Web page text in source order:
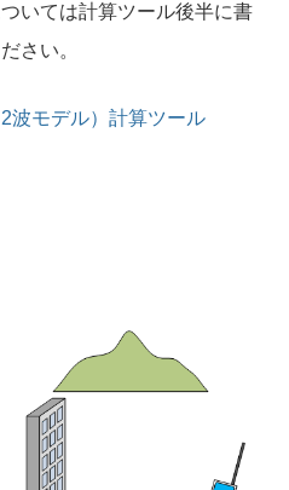
いては計算ツール後半に書
さい。
波モデル）計算ツール